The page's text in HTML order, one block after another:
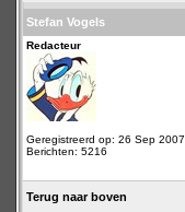
Stefan Vogels
Redacteur
Geregistreerd op: 26 Sep 2007
Berichten: 5216
Terug naar boven